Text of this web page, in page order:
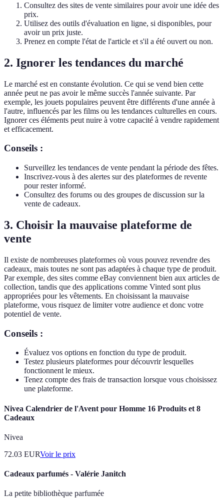
Consultez des sites de vente similaires pour avoir une idée des
prix.
Utilisez des outils d'évaluation en ligne, si disponibles, pour
avoir un prix juste.
Prenez en compte l'état de l'article et s'il a été ouvert ou non.
2. Ignorer les tendances du marché
Le marché est en constante évolution. Ce qui se vend bien cette
année peut ne pas avoir le même succès l'année suivante. Par
exemple, les jouets populaires peuvent être différents d'une année à
l'autre, influencés par les films ou les tendances culturelles en cours.
Ignorer ces éléments peut nuire à votre capacité à vendre rapidement
et efficacement.
Conseils :
Surveillez les tendances de vente pendant la période des fêtes.
Inscrivez-vous à des alertes sur des plateformes de revente
pour rester informé.
Consultez des forums ou des groupes de discussion sur la
vente de cadeaux.
3. Choisir la mauvaise plateforme de
vente
Il existe de nombreuses plateformes où vous pouvez revendre des
cadeaux, mais toutes ne sont pas adaptées à chaque type de produit.
Par exemple, des sites comme eBay conviennent bien aux articles de
collection, tandis que des applications comme Vinted sont plus
appropriées pour les vêtements. En choisissant la mauvaise
plateforme, vous risquez de limiter votre audience et donc votre
potentiel de vente.
Conseils :
Évaluez vos options en fonction du type de produit.
Testez plusieurs plateformes pour découvrir lesquelles
fonctionnent le mieux.
Tenez compte des frais de transaction lorsque vous choisissez
une plateforme.
Nivea Calendrier de l'Avent pour Homme 16 Produits et 8
Cadeaux
Nivea
72.03 EURVoir le prix
Cadeaux parfumés - Valérie Janitch
La petite bibliothèque parfumée